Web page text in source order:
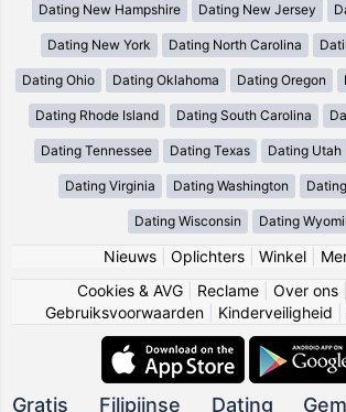
Dating New Hampshire Dating New Jersey
Dating New York Dating North Carolina
Dating Ohio Dating Oklahoma Dating Oregon
Dating Rhode Island Dating South Carolina
Dating Tennessee Dating Texas Dating Utah
Dating Virginia Dating Washington
Dating Wisconsin Dating
Nieuws| Oplichters| Winkel|
Cookies & AVG
Reclame Over ons
Gebruiksvoorwaarden
Kinderveiligheid
Gratis Filipijnse Dating